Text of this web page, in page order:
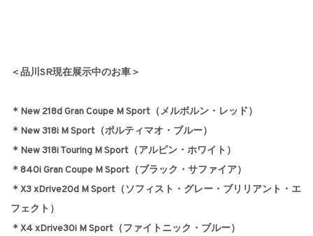
＜品川SR現在展示中のお車＞
＊New 218d Gran Coupe M Sport（メルボルン・レッド）
＊New 318i M Sport（ポルティマオ・ブルー）
＊New 318i Touring M Sport（アルピン・ホワイト）
＊840i Gran Coupe M Sport（ブラック・サファイア）
＊X3 xDrive20d M Sport（ソフィスト・グレー・ブリリアント・エ
フェクト）
＊X4 xDrive30i M Sport（ファイトニック・ブルー）